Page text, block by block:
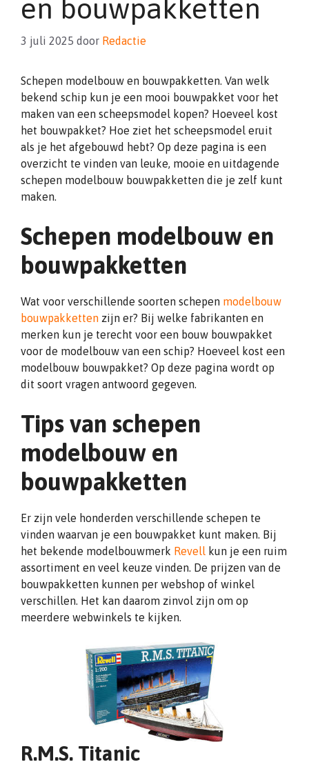
en bouwpakketten
3 juli 2025 door Redactie
Schepen modelbouw en bouwpakketten. Van welk
bekend schip kun je een mooi bouwpakket voor het
maken van een scheepsmodel kopen? Hoeveel kost
het bouwpakket? Hoe ziet het scheepsmodel eruit
als je het afgebouwd hebt? Op deze pagina is een
overzicht te vinden van leuke, mooie en uitdagende
schepen modelbouw bouwpakketten die je zelf kunt
maken.
Schepen modelbouw en
bouwpakketten
Wat voor verschillende soorten schepen modelbouw
bouwpakketten zijn er? Bij welke fabrikanten en
merken kun je terecht voor een bouw bouwpakket
voor de modelbouw van een schip? Hoeveel kost een
modelbouw bouwpakket? Op deze pagina wordt op
dit soort vragen antwoord gegeven.
Tips van schepen
modelbouw en
bouwpakketten
Er zijn vele honderden verschillende schepen te
vinden waarvan je een bouwpakket kunt maken. Bij
het bekende modelbouwmerk Revell kun je een ruim
assortiment en veel keuze vinden. De prijzen van de
bouwpakketten kunnen per webshop of winkel
verschillen. Het kan daarom zinvol zijn om op
meerdere webwinkels te kijken.
R.M.S. Titanic